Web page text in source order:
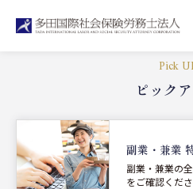
Pick
ピック
副業・兼業
副業・兼業の
をご確認くだ